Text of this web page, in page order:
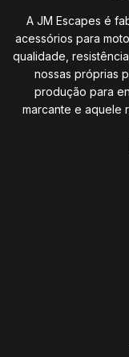
A JM Escapes é
acessórios para
qualidade,
nossas próprias
produção para
marcante e aquele